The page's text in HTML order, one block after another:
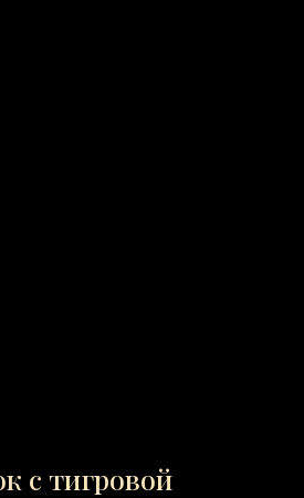
с тигровой